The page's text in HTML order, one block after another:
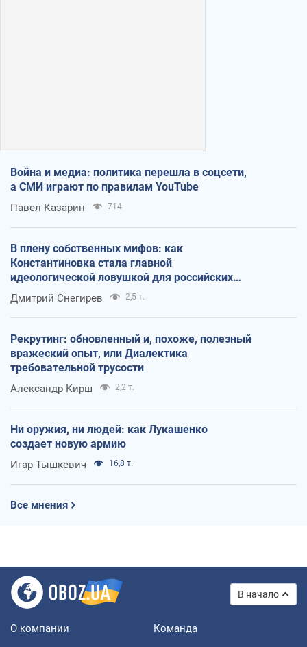
Война и медиа: политика перешла в соцсети,
а СМИ играют по правилам YouTube
Павел Казарин 714
В плену собственных мифов: как
Константиновка стала главной
идеологической ловушкой для российских
оккупантов
Дмитрий Снегирев 2,5 т.
Рекрутинг: обновленный и, похоже, полезный
вражеский опыт, или Диалектика
требовательной трусости
Александр Кирш 2,2 т.
Ни оружия, ни людей: как Лукашенко
создает новую армию
Игар Тышкевич 16,8 т.
Все мнения
В начало
О компании Команда